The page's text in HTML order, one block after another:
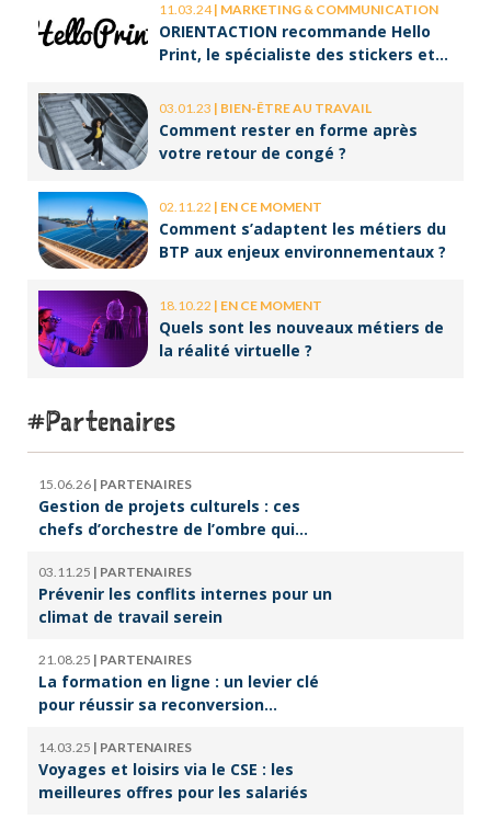
11.03.24| MARKETING & COMMUNICATION
ORIENTACTION recommande Hello
Print, le spécialiste des stickers et
03.01.23 | BIEN-ÊTRE AU TRAVAIL
Comment rester en forme après
votre retour de congé ?
02.11.22 | EN CE MOMENT
Comment s’adaptent les métiers du
BTP aux enjeux environnementaux ?
18.10.22 | EN CE MOMENT
Quels sont les nouveaux métiers de
la réalité virtuelle ?
Partenaires
15.06.26 | PARTENAIRES
Gestion de projets culturels : ces
chefs d’orchestre de l’ombre qui
03.11.25 | PARTENAIRES
Prévenir les conflits internes pour un
climat de travail serein
21.08.25 | PARTENAIRES
La formation en ligne : un levier clé
pour réussir sa reconversion
14.03.25 | PARTENAIRES
Voyages et loisirs via le CSE : les
meilleures offres pour les salariés